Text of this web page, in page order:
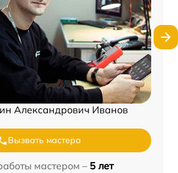
Александрович Иванов
Вызвать мастера
мастером – 5 лет